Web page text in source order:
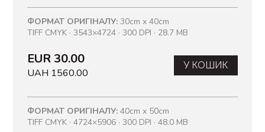
ФОРМАТ ОРИГІНАЛУ: 30cm x 40cm
TIFF CMYK · 3543×4724 · 300 DPI · 28.7 MB
EUR 30.00
UAH 1560.00
У КОШИК
ФОРМАТ ОРИГІНАЛУ: 40cm x 50cm
TIFF CMYK · 4724×5906 · 300 DPI · 48.0 MB